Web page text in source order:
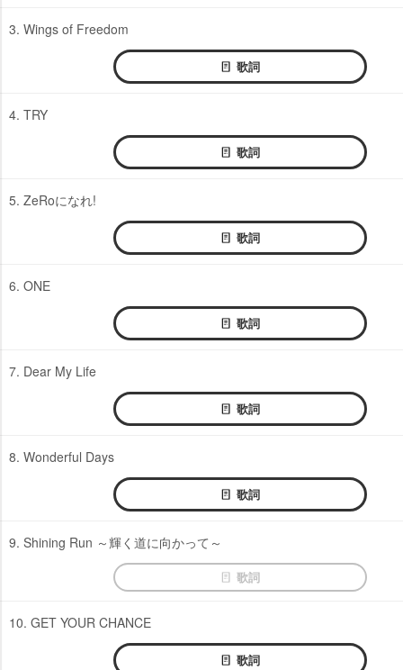
3. Wings of Freedom
歌詞
4. TRY
歌詞
5. ZeRoになれ!
歌詞
6. ONE
歌詞
7. Dear My Life
歌詞
8. Wonderful Days
歌詞
9. Shining Run ～輝く道に向かって～
歌詞
10. GET YOUR CHANCE
歌詞